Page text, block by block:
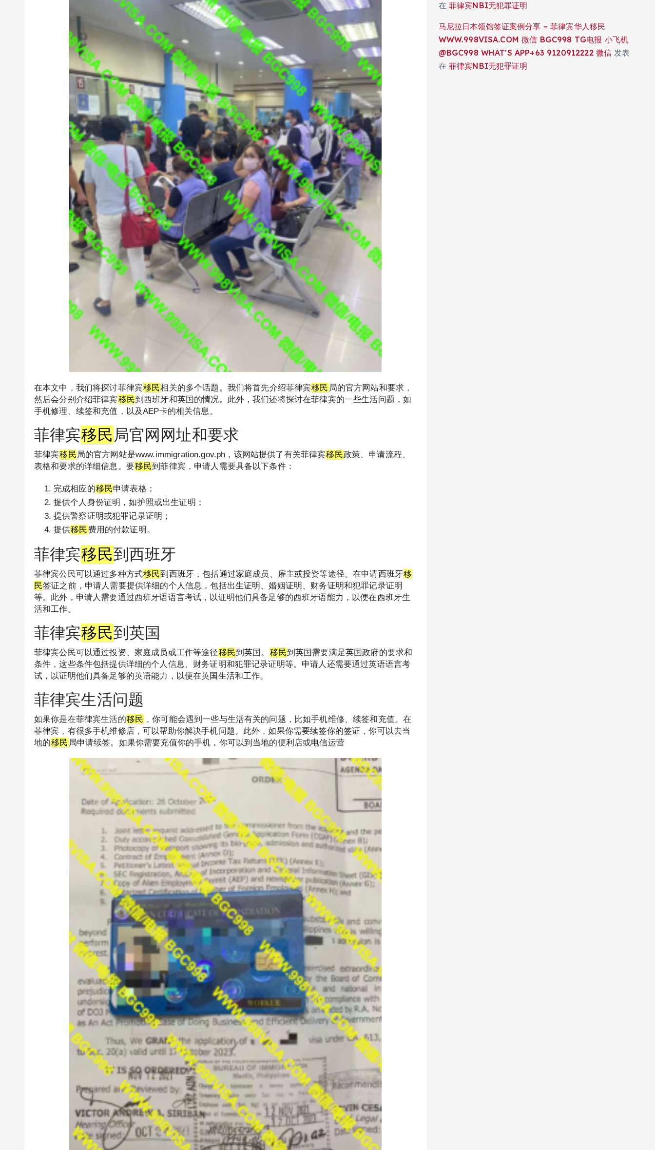
在本文中，我们将探讨菲律宾移民相关的多个话题。我们将首先介绍菲律宾移民 局的官方网站和要求，
然后会分别介绍菲律宾移民到西班牙和英国的情况。此外，我们还将探讨在菲律宾的一些生活问题，如
手机修理、续签和充值，以及AEP卡的相关信息。
菲律宾移民 局官网网址和要求
菲律宾移民 局的官方网站是www.immigration.gov.ph，该网站提供了有关菲律宾移民政策、申请流程、
表格和要求的详细信息。要移民到菲律宾，申请人需要具备以下条件：
完成相应的移民申请表格；
提供个人身份证明，如护照或出生证明；
提供警察证明或犯罪记录证明；
提供移民 费用的付款证明。
菲律宾移民到西班牙
菲律宾公民可以通过多种方式移民到西班牙，包括通过家庭成员、雇主或投资等途径。在申请西班牙移
民签证之前，申请人需要提供详细的个人信息，包括出生证明、婚姻证明、财务证明和犯罪记录证明
等。此外，申请人需要通过西班牙语语言考试，以证明他们具备足够的西班牙语能力，以便在西班牙生
活和工作。
菲律宾移民到英国
菲律宾公民可以通过投资、家庭成员或工作等途径移民到英国。 移民到英国需要满足英国政府的要求和
条件，这些条件包括提供详细的个人信息、财务证明和犯罪记录证明等。申请人还需要通过英语语言考
试，以证明他们具备足够的英语能力，以便在英国生活和工作。
菲律宾生活问题
如果你是在菲律宾生活的移民 ，你可能会遇到一些与生活有关的问题，比如手机维修、续签和充值。在
菲律宾，有很多手机维修店，可以帮助你解决手机问题。此外，如果你需要续签你的签证，你可以去当
地的移民 局申请续签。如果你需要充值你的手机，你可以到当地的便利店或电信运营
在 菲律宾NBI无犯罪证明
马尼拉日本领馆签证案例分享 – 菲律宾华人移民
WWW.998VISA.COM 微信 BGC998 TG电报 小飞机
@BGC998 WHAT'S APP+63 9120912222 微信 发表
在 菲律宾NBI无犯罪证明